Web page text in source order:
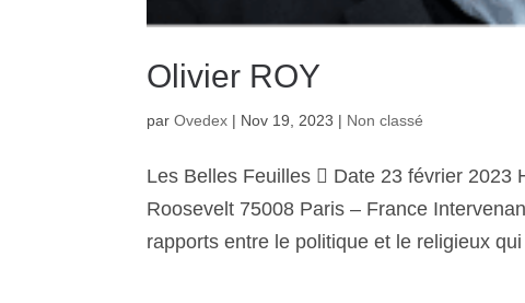
Olivier ROY
parOvedex | Nov 19, 2023 | Non classé
Les Belles Feuilles  Date 23 février 2023
Roosevelt 75008 Paris – France
rapports entre le politique et le religieux qui